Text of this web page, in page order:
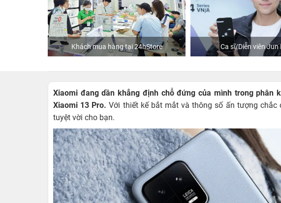
Khách mua hàng tại 24hStore Ca sĩ/Diễn viên Jun
Xiaomi đang dần khẳng định chỗ đứng của mình trong phân
Xiaomi 13 Pro.Với thiết kế bắt mắt và thông số ấn tượng
tuyệt vời cho bạn.